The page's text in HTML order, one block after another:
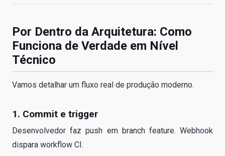
Por Dentro da Arquitetura: Como
Funciona de Verdade em Nível
Técnico
Vamos detalhar um fluxo real de produção moderno.
1. Commit e trigger
Desenvolvedor faz push em branch feature. Webhook
dispara workflow CI.